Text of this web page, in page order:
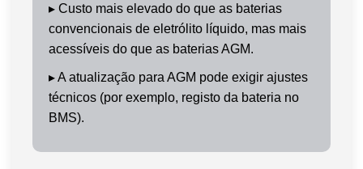
▸ Custo mais elevado do que as baterias
convencionais de eletrólito líquido, mas mais
acessíveis do que as baterias AGM.
▸A atualização para AGM pode exigir ajustes
técnicos (por exemplo, registo da bateria no
BMS).